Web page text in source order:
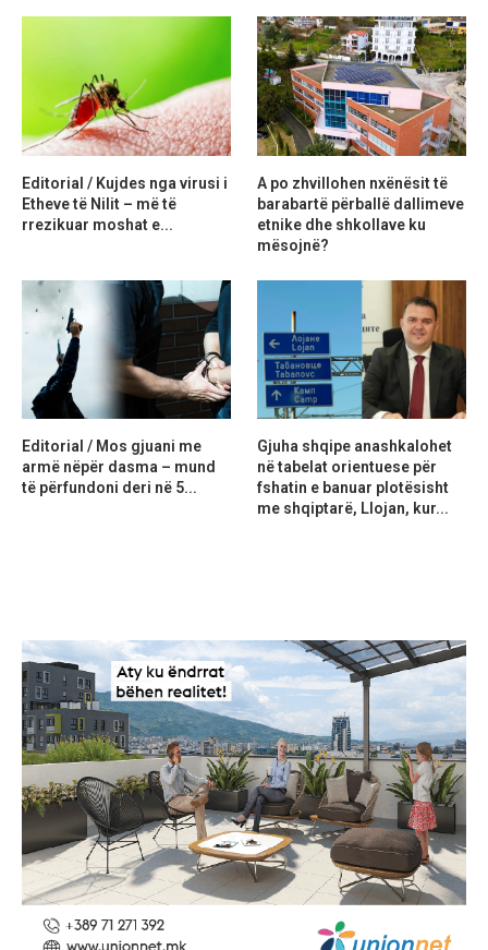
Editorial / Kujdes nga virusi i
Etheve të Nilit – më të
rrezikuar moshat e...
A po zhvillohen nxënësit të
barabartë përballë dallimeve
etnike dhe shkollave ku
mësojnë?
Editorial / Mos gjuani me
armë nëpër dasma – mund
të përfundoni deri në 5...
Gjuha shqipe anashkalohet
në tabelat orientuese për
fshatin e banuar plotësisht
me shqiptarë, Llojan, kur...